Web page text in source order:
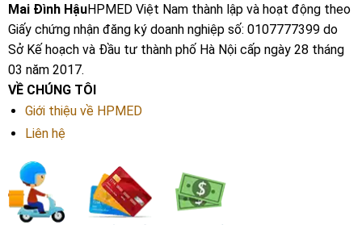
Mai Đình HậuHPMED Việt Nam thành lập và hoạt động theo
Giấy chứng nhận đăng ký doanh nghiệp số: 0107777399 do
Sở Kế hoạch và Đầu tư thành phố Hà Nội cấp ngày 28 tháng
03 năm 2017.
VỀ CHÚNG TÔI
Giới thiệu về HPMED
Liên hệ